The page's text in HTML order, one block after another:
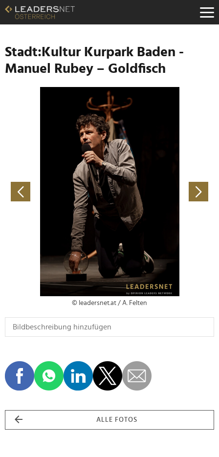
Zum
Inhalt
Zur
Navigation
Zur
Hauptnavigation
Stadt:Kultur Kurpark Baden -
Manuel Rubey – Goldfisch
© leadersnet.at / A. Felten
ALLE FOTOS